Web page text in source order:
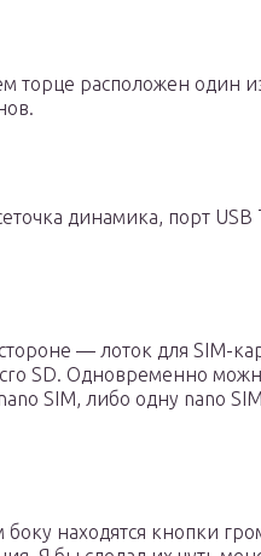
торце расположен один
динамика, порт USB
— лоток для SIM-
SD. Одновременно
SIM, либо одну nano
боку находятся кнопки